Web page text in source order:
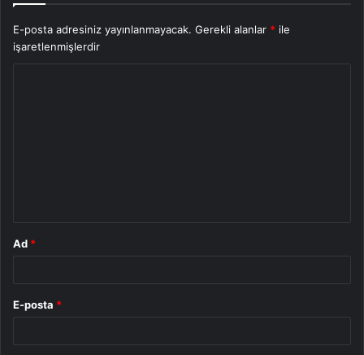
E-posta adresiniz yayınlanmayacak. Gerekli alanlar * ile
işaretlenmişlerdir
Ad *
E-posta *